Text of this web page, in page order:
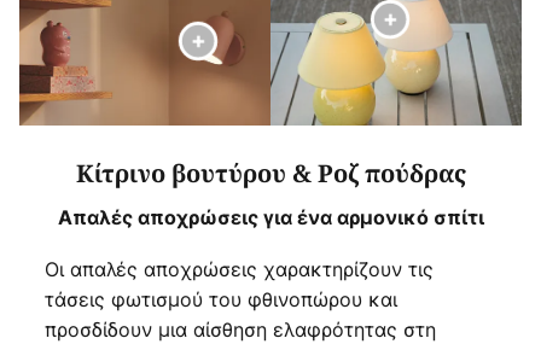
Κίτρινο βουτύρου & Ροζ πούδρας
Απαλές αποχρώσεις για ένα αρμονικό σπίτι
Οι απαλές αποχρώσεις χαρακτηρίζουν τις
τάσεις φωτισμού του φθινοπώρου και
προσδίδουν μια αίσθηση ελαφρότητας στη